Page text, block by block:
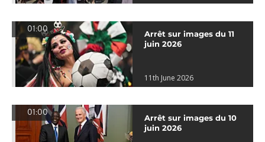
01:00
Arrêt sur images du 11
juin 2026
11th June 2026
01:00
Arrêt sur images du 10
juin 2026